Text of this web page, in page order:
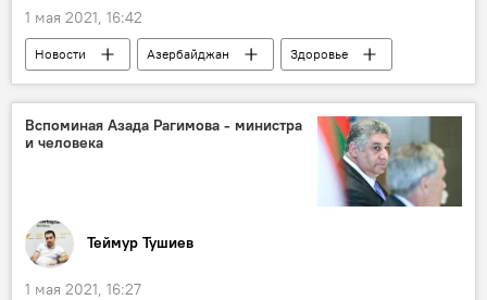
1 мая 2021, 16:42
Новости Азербайджан
Здоровье
ЖИЗНЬ
Коронавирус
Статистика
Кабинет министров АР
Вспоминая Азада Рагимова - министра
и человека
Теймур Тушиев
1 мая 2021, 16:27